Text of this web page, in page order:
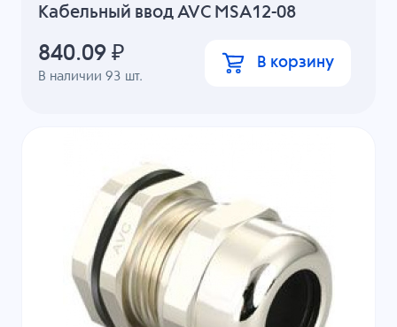
Кабельный ввод AVC MSA12-08
В наличии93 шт.
840.09 ₽ В корзину